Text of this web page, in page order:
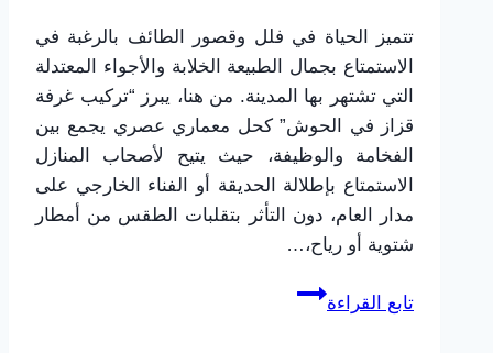
تتميز الحياة في فلل وقصور الطائف بالرغبة في
الاستمتاع بجمال الطبيعة الخلابة والأجواء المعتدلة
التي تشتهر بها المدينة. من هنا، يبرز “تركيب غرفة
قزاز في الحوش” كحل معماري عصري يجمع بين
الفخامة والوظيفة، حيث يتيح لأصحاب المنازل
الاستمتاع بإطلالة الحديقة أو الفناء الخارجي على
مدار العام، دون التأثر بتقلبات الطقس من أمطار
شتوية أو رياح،…
تابع القراءة
تركيب